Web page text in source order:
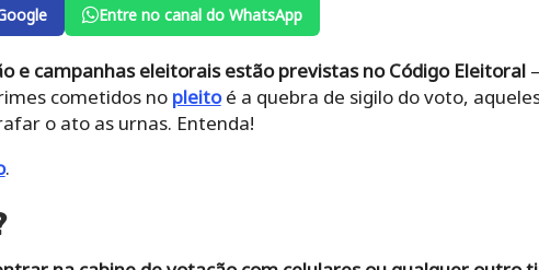
Entre no canal do WhatsApp
e campanhas eleitorais estão previstas no Código Eleitoral
cometidos no pleitoé a quebra de sigilo do voto,
o ato as urnas. Entenda!
.